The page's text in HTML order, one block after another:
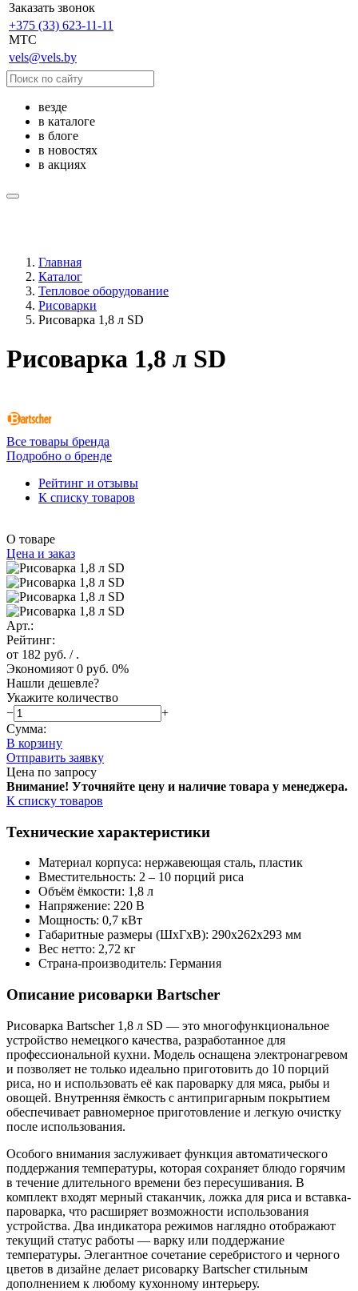
Заказать звонок
+375 (33) 623-11-11
MTC
vels@vels.by
везде
в каталоге
в блоге
в новостях
в акциях
Главная
Каталог
Тепловое оборудование
Рисоварки
Рисоварка 1,8 л SD
Рисоварка 1,8 л SD
Все товары бренда
Подробно о бренде
Рейтинг и отзывы
К списку товаров
О товаре
Цена и заказ
Арт.:
Рейтинг:
от 182 руб. / .
Экономияот 0 руб. 0%
Нашли дешевле?
Укажите количество
−
+
Сумма:
В корзину
Отправить заявку
Цена по запросу
Внимание! Уточняйте цену и наличие товара у менеджера.
К списку товаров
Технические характеристики
Материал корпуса: нержавеющая сталь, пластик
Вместительность: 2 – 10 порций риса
Объём ёмкости: 1,8 л
Напряжение: 220 В
Мощность: 0,7 кВт
Габаритные размеры (ШхГхВ): 290х262х293 мм
Вес нетто: 2,72 кг
Страна-производитель: Германия
Описание рисоварки Bartscher
Рисоварка Bartscher 1,8 л SD — это многофункциональное
устройство немецкого качества, разработанное для
профессиональной кухни. Модель оснащена электронагревом
и позволяет не только идеально приготовить до 10 порций
риса, но и использовать её как пароварку для мяса, рыбы и
овощей. Внутренняя ёмкость с антипригарным покрытием
обеспечивает равномерное приготовление и легкую очистку
после использования.
Особого внимания заслуживает функция автоматического
поддержания температуры, которая сохраняет блюдо горячим
в течение длительного времени без пересушивания. В
комплект входят мерный стаканчик, ложка для риса и вставка-
пароварка, что расширяет возможности использования
устройства. Два индикатора режимов наглядно отображают
текущий статус работы — варку или поддержание
температуры. Элегантное сочетание серебристого и черного
цветов в дизайне делает рисоварку Bartscher стильным
дополнением к любому кухонному интерьеру.